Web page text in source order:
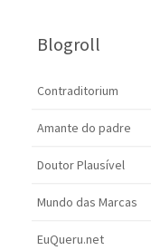
Blogroll
Contraditorium
Amante do padre
Doutor Plausível
Mundo das Marcas
EuQueru.net